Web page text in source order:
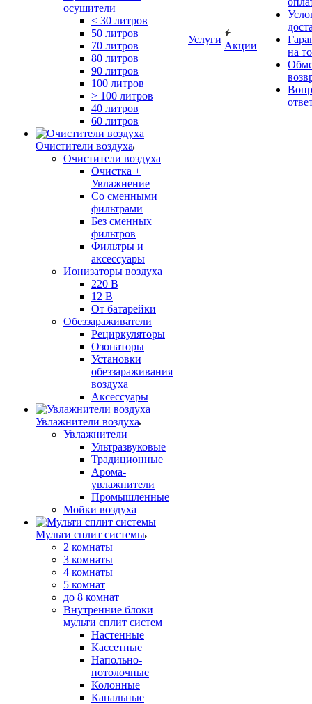
осушители
< 30 литров
50 литров
70 литров
80 литров
90 литров
100 литров
> 100 литров
40 литров
60 литров
Очистители воздуха
Очистители воздуха
Очистка +
Увлажнение
Cо сменными
фильтрами
Без сменных
фильтров
Фильтры и
аксессуары
Ионизаторы воздуха
220 В
12 В
От батарейки
Обеззараживатели
Рециркуляторы
Озонаторы
Установки
обеззараживания
воздуха
Аксессуары
Увлажнители воздуха
Увлажнители
Ультразвуковые
Традиционные
Арома-
увлажнители
Промышленные
Мойки воздуха
Мульти сплит системы
2 комнаты
3 комнаты
4 комнаты
5 комнат
до 8 комнат
Внутренние блоки
мульти сплит систем
Настенные
Кассетные
Напольно-
потолочные
Колонные
Канальные
Услуги
Акции
на